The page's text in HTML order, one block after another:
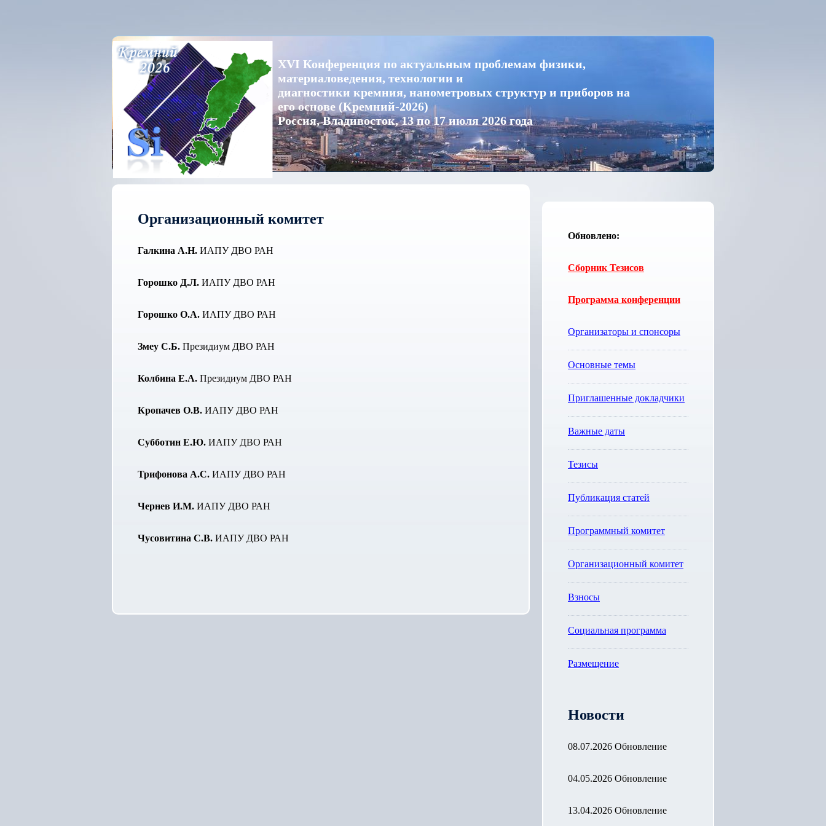
XVI Конференция по актуальным проблемам физики,
материаловедения, технологии и
диагностики кремния, нанометровых структур и приборов на
его основе (Кремний-2026)
Россия, Владивосток, 13 по 17 июля 2026 года
Организационный комитет
Галкина А.Н. ИАПУ ДВО РАН
Горошко Д.Л. ИАПУ ДВО РАН
Горошко О.А. ИАПУ ДВО РАН
Змеу С.Б. Президиум ДВО РАН
Колбина Е.А. Президиум ДВО РАН
Кропачев О.В. ИАПУ ДВО РАН
Субботин Е.Ю. ИАПУ ДВО РАН
Трифонова А.С. ИАПУ ДВО РАН
Чернев И.М. ИАПУ ДВО РАН
Чусовитина С.В. ИАПУ ДВО РАН
Обновлено:
Сборник Тезисов
Программа конференции
Организаторы и спонсоры
Основные темы
Приглашенные докладчики
Важные даты
Тезисы
Публикация статей
Программный комитет
Организационный комитет
Взносы
Социальная программа
Размещение
Новости
08.07.2026 Обновление
04.05.2026 Обновление
13.04.2026 Обновление